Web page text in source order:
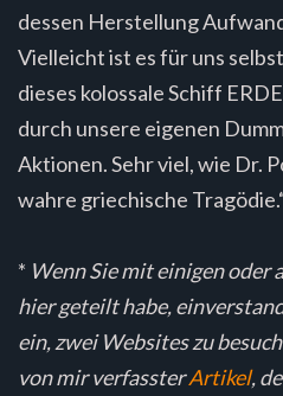
dessen Herstellung
Vielleicht ist es für uns
dieses kolossale Schiff
durch unsere eigenen
Aktionen. Sehr viel, wie Dr.
wahre griechische
* Wenn Sie mit einigen oder
hier geteilt habe,
ein, zwei Websites zu
von mir verfassterArtikel,